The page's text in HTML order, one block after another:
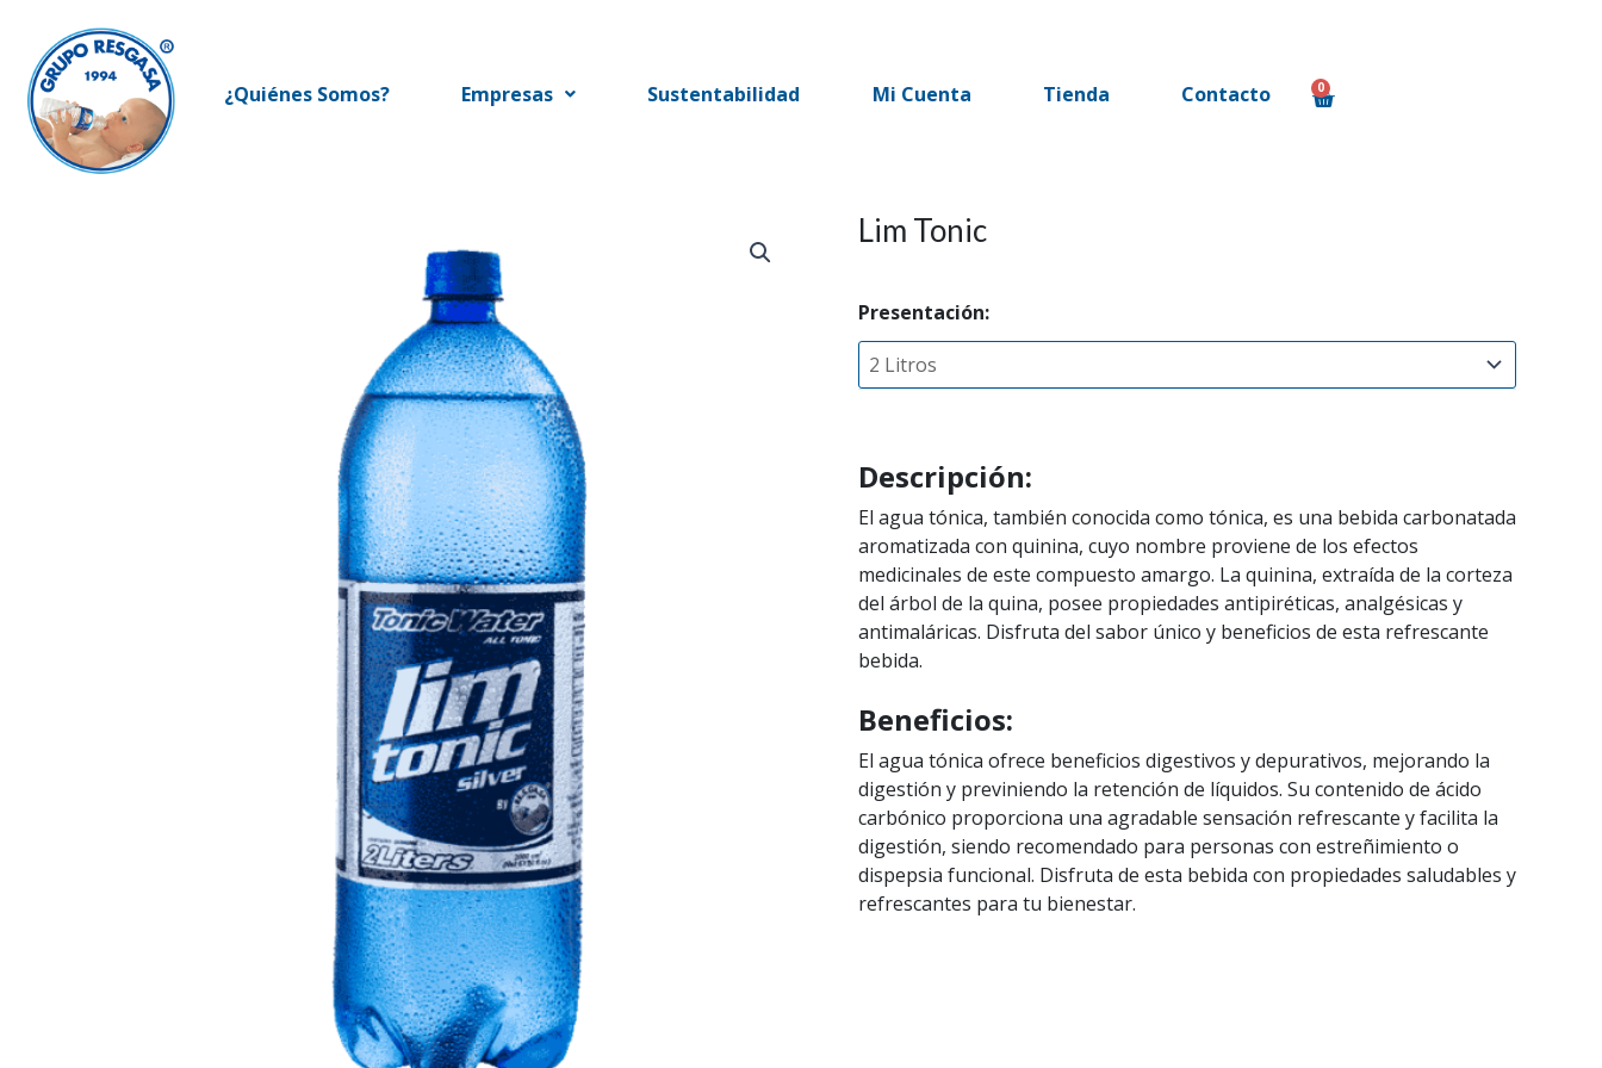
contenido
¿Quiénes Somos?
Empresas Sustentabilidad Mi Cuenta Tienda Contacto 0
Cart
Lim Tonic
Presentación:
Descripción:
El agua tónica, también conocida como tónica, es una bebida carbonatada
aromatizada con quinina, cuyo nombre proviene de los efectos
medicinales de este compuesto amargo. La quinina, extraída de la corteza
del árbol de la quina, posee propiedades antipiréticas, analgésicas y
antimaláricas. Disfruta del sabor único y beneficios de esta refrescante
bebida.
Beneficios:
El agua tónica ofrece beneficios digestivos y depurativos, mejorando la
digestión y previniendo la retención de líquidos. Su contenido de ácido
carbónico proporciona una agradable sensación refrescante y facilita la
digestión, siendo recomendado para personas con estreñimiento o
dispepsia funcional. Disfruta de esta bebida con propiedades saludables y
refrescantes para tu bienestar.